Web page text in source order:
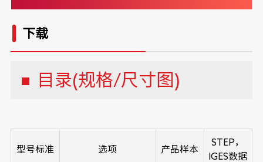
下载
目录(规格/尺寸图)
型号标准 选项 产品样本
STEP，
IGES数据